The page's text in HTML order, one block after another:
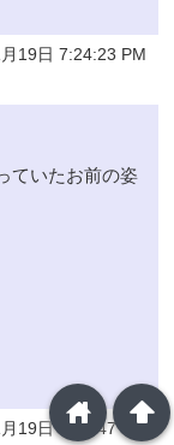
19日 7:24:23 PM
ていたお前の姿
19日 7:21:47 PM
arrowup
home